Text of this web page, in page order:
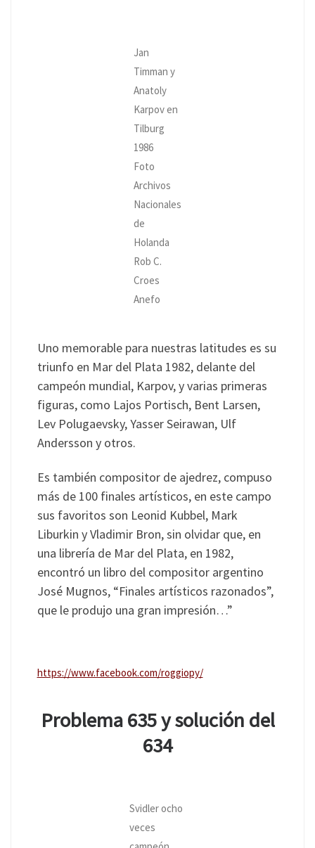
Jan
Timman y
Anatoly
Karpov en
Tilburg
1986
Foto
Archivos
Nacionales
de
Holanda
Rob C.
Croes
Anefo
Uno memorable para nuestras latitudes es su
triunfo en Mar del Plata 1982, delante del
campeón mundial, Karpov, y varias primeras
figuras, como Lajos Portisch, Bent Larsen,
Lev Polugaevsky, Yasser Seirawan, Ulf
Andersson y otros.
Es también compositor de ajedrez, compuso
más de 100 finales artísticos, en este campo
sus favoritos son Leonid Kubbel, Mark
Liburkin y Vladimir Bron, sin olvidar que, en
una librería de Mar del Plata, en 1982,
encontró un libro del compositor argentino
José Mugnos, “Finales artísticos razonados”,
que le produjo una gran impresión…”
https://www.facebook.com/roggiopy/
Problema 635 y solución del
634
Svidler ocho
veces